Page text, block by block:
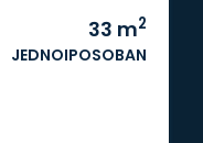
33 m2
JEDNOIPOSOBAN